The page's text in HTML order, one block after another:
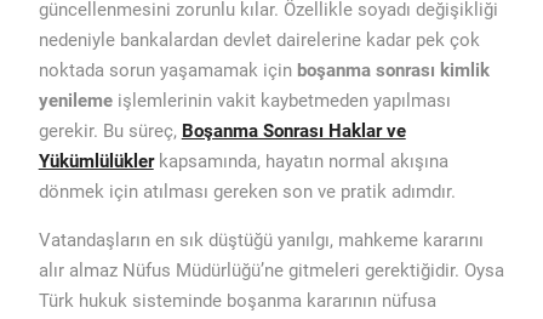
güncellenmesini zorunlu kılar. Özellikle soyadı değişikliği
nedeniyle bankalardan devlet dairelerine kadar pek çok
noktada sorun yaşamamak için boşanma sonrası kimlik
yenilemeişlemlerinin vakit kaybetmeden yapılması
gerekir. Bu süreç, Boşanma Sonrası Haklar ve
Yükümlülüklerkapsamında, hayatın normal akışına
dönmek için atılması gereken son ve pratik adımdır.
Vatandaşların en sık düştüğü yanılgı, mahkeme kararını
alır almaz Nüfus Müdürlüğü’ne gitmeleri gerektiğidir. Oysa
Türk hukuk sisteminde boşanma kararının nüfusa